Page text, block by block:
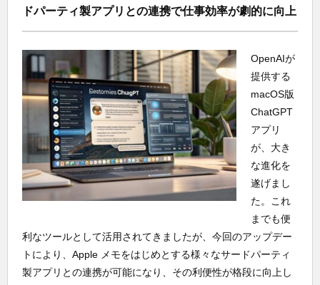
ドパーティ製アプリとの連携で仕事効率が劇的に向上
OpenAIが
提供する
macOS版
ChatGPT
アプリ
が、大き
な進化を
遂げまし
た。これ
までも便
利なツールとして活用されてきましたが、今回のアップデー
トにより、Apple メモをはじめとする様々なサードパーティ
製アプリとの連携が可能になり、その利便性が格段に向上し